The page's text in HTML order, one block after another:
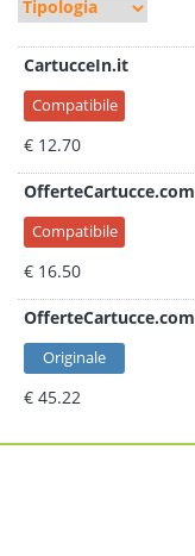
CartucceIn.it
Compatibile
€ 12.70
OfferteCartucce.com
Compatibile
€ 16.50
OfferteCartucce.com
Originale
€ 45.22